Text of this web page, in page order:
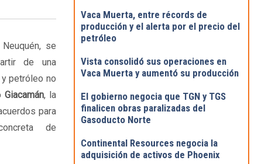
se
de una
petróleo no
Giacamán, la
para
de
Vaca Muerta, entre récords de
producción y el alerta por el precio del
petróleo
Vista consolidó sus operaciones en
Vaca Muerta y aumentó su producción
El gobierno negocia que TGN y TGS
finalicen obras paralizadas del
Gasoducto Norte
Continental Resources negocia la
adquisición de activos de Phoenix